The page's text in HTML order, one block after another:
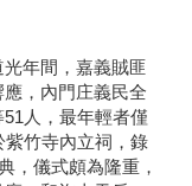
年間，嘉義賊匪
，內門庄義民全
人，最年輕者僅
紫竹寺內立祠，錄
，儀式頗為隆重，